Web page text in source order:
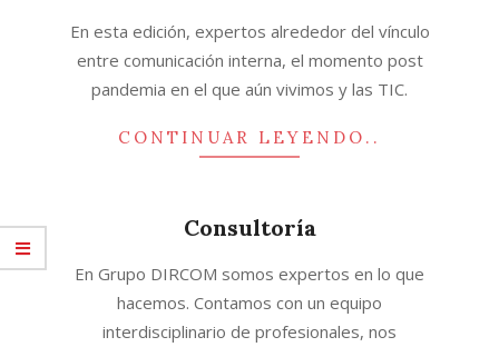
08-
01
En esta edición, expertos alrededor del vínculo
entre comunicación interna, el momento post
pandemia en el que aún vivimos y las TIC.
CONTINUAR LEYENDO..
Consultoría
07-
En Grupo DIRCOM somos expertos en lo que
hacemos. Contamos con un equipo
interdisciplinario de profesionales, nos